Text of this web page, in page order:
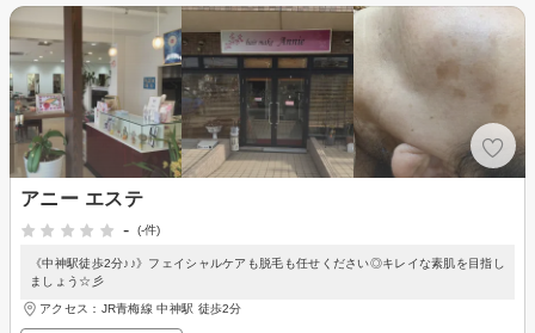
アニー エステ
-
(-件)
《中神駅徒歩2分♪♪》フェイシャルケアも脱毛も任せください◎キレイな素肌を目指し
ましょう☆彡
アクセス：JR青梅線 中神駅 徒歩2分